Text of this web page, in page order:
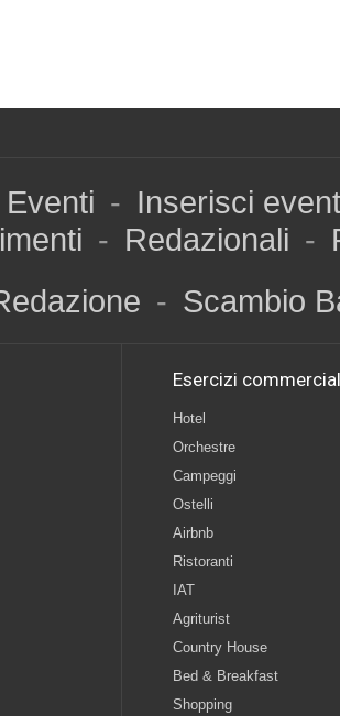
Eventi - Inserisci
- Redazionali -
- Scambio
Esercizi
Hotel
Orchestre
Campeggi
Ostelli
Airbnb
Ristoranti
IAT
Agriturist
Country House
Bed & Breakfast
Shopping